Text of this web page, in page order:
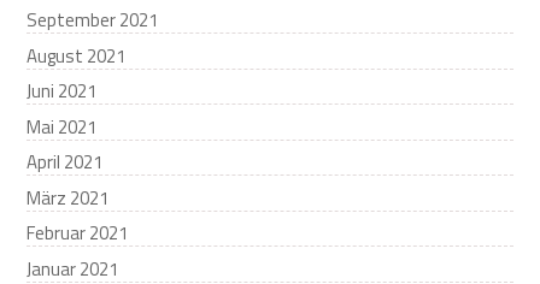
September 2021
August 2021
Juni 2021
Mai 2021
April 2021
März 2021
Februar 2021
Januar 2021